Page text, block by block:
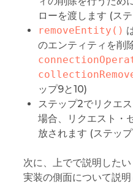
ローを渡します (ス
removeEntity()
のエンティティを削
ップ9と10)
ステップ2でリクエ
場合、リクエスト・
放されます (ステップ
次に、上でで説明した
実装の側面について説明